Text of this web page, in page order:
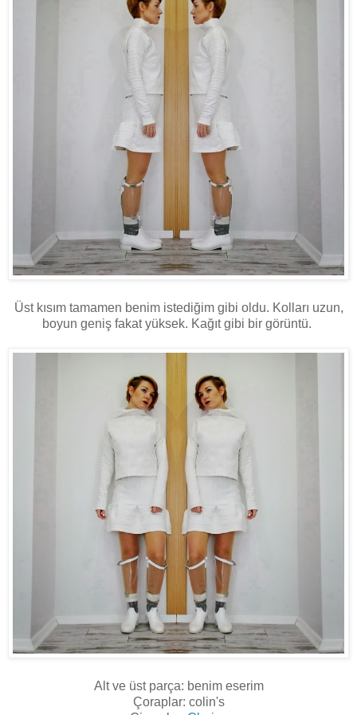
Üst kısım tamamen benim istediğim gibi oldu. Kolları uzun,
boyun geniş fakat yüksek. Kağıt gibi bir görüntü.
Alt ve üst parça: benim eserim
Çoraplar: colin's